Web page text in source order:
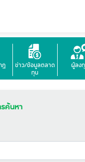
ฎ
ข่าว/ข้อมูลตลาด
ทุน
ผู้ลง
รค้นหา